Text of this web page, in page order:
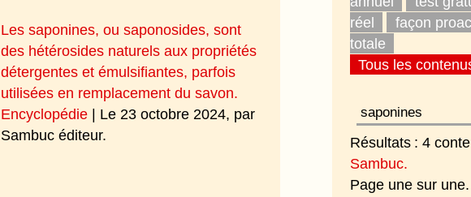
réel
façon
totale
Tous les
Résultats : 4
Sambuc.
Page une sur une.
Les saponines, ou saponosides, sont
des hétérosides naturels aux propriétés
détergentes et émulsifiantes, parfois
utilisées en remplacement du savon.
Encyclopédie | Le 23 octobre 2024, par
Sambuc éditeur.